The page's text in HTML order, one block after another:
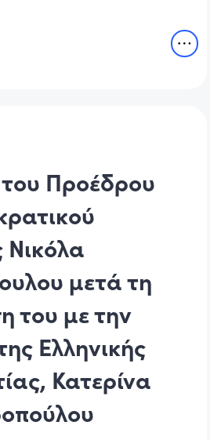
Προέδρου
μετά τη
του με την
Ελληνικής
Κατερίνα